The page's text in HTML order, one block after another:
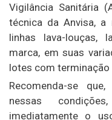
Vigilância Sanitária
técnica da Anvisa, a
linhas lava-louças,
marca, em suas
lotes com terminação
Recomenda-se
nessas
imediatamente o